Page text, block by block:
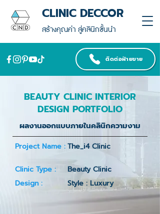
สร้างคุณค่า สู่คลินิกชั้นนำ
CLINIC DECCOR
ติดต่อฝ่ายขาย
BEAUTY CLINIC INTERIOR
DESIGN PORTFOLIO
ผลงานออกแบบภายในคลินิกความงาม
Project Name :The_i4 Clinic
Clinic Type :
Beauty Clinic
Design :
Style : Luxury